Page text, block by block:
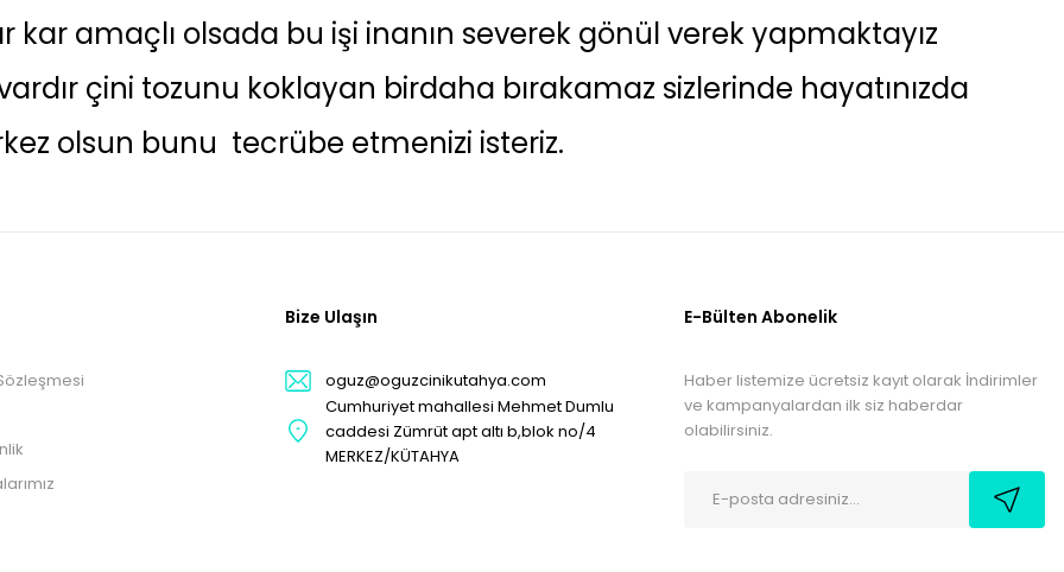
amaçlı olsada bu işi inanın severek gönül verek yapmaktayız
çini tozunu koklayan birdaha bırakamaz sizlerinde hayatınızda
olsun bunu tecrübe etmenizi isteriz.
Bize Ulaşın
oguz@oguzcinikutahya.com
Cumhuriyet mahallesi Mehmet Dumlu
caddesi Zümrüt apt altı b,blok no/4
MERKEZ/KÜTAHYA
E-Bülten Abonelik
Haber listemize ücretsiz kayıt olarak İndirimler
ve kampanyalardan ilk siz haberdar
olabilirsiniz.